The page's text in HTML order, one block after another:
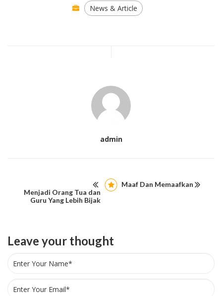
News & Article
admin
Menjadi Orang Tua dan
Guru Yang Lebih Bijak
Maaf Dan Memaafkan
Leave your thought